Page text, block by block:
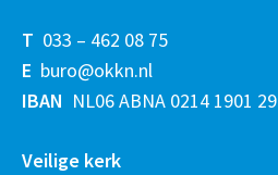
T 033 – 462 08 75
E buro@okkn.nl
IBAN NL06 ABNA 0214 1901 29
Veilige kerk